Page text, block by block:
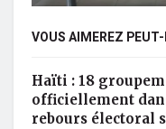
VOUS AIMEREZ
Haïti : 18
officiellement
rebours électoral